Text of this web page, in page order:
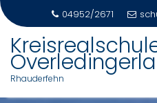
content
04952/2671
Rhauderfehn